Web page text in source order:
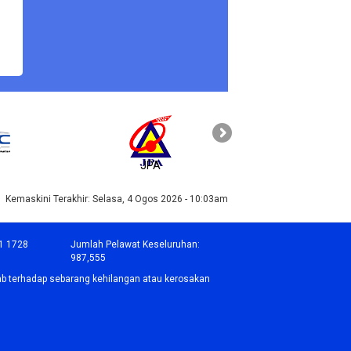
JPA
Kemaskini Terakhir: Selasa, 4 Ogos 2026 - 10:03am
1728
Jumlah Pelawat Keseluruhan:
987,555
terhadap sebarang kehilangan atau kerosakan